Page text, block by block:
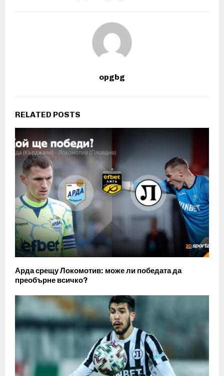
opgbg
RELATED POSTS
Арда срещу Локомотив: може ли победата да
преобърне всичко?